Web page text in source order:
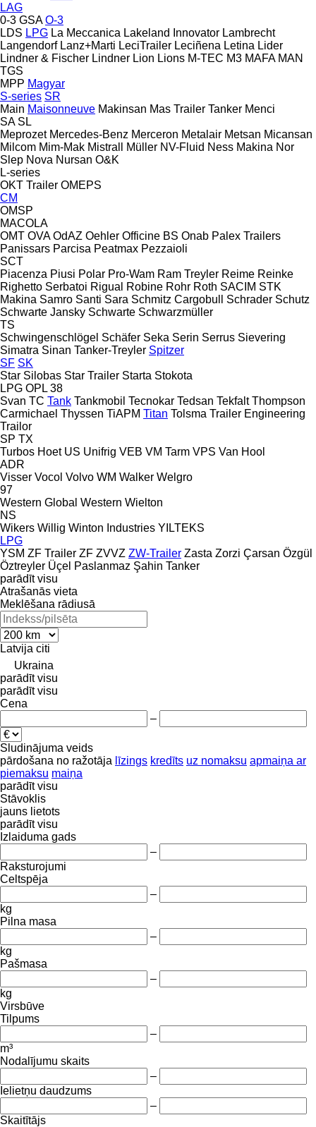
LAG
0-3 GSA O-3
LDS LPG La Meccanica Lakeland Innovator Lambrecht
Langendorf Lanz+Marti LeciTrailer Leciñena Letina Lider
Lindner & Fischer Lindner Lion Lions M-TEC M3 MAFA MAN
TGS
MPP Magyar
S-series SR
Main Maisonneuve Makinsan Mas Trailer Tanker Menci
SA SL
Meprozet Mercedes-Benz Merceron Metalair Metsan Micansan
Milcom Mim-Mak Mistrall Müller NV-Fluid Ness Makina Nor
Slep Nova Nursan O&K
L-series
OKT Trailer OMEPS
CM
OMSP
MACOLA
OMT OVA OdAZ Oehler Officine BS Onab Palex Trailers
Panissars Parcisa Peatmax Pezzaioli
SCT
Piacenza Piusi Polar Pro-Wam Ram Treyler Reime Reinke
Righetto Serbatoi Rigual Robine Rohr Roth SACIM STK
Makina Samro Santi Sara Schmitz Cargobull Schrader Schutz
Schwarte Jansky Schwarte Schwarzmüller
TS
Schwingenschlögel Schäfer Seka Serin Serrus Sievering
Simatra Sinan Tanker-Treyler Spitzer
SF SK
Star Silobas Star Trailer Starta Stokota
LPG OPL 38
Svan TC Tank Tankmobil Tecnokar Tedsan Tekfalt Thompson
Carmichael Thyssen TiAPM Titan Tolsma Trailer Engineering
Trailor
SP TX
Turbos Hoet US Unifrig VEB VM Tarm VPS Van Hool
ADR
Visser Vocol Volvo WM Walker Welgro
97
Western Global Western Wielton
NS
Wikers Willig Winton Industries YILTEKS
LPG
YSM ZF Trailer ZF ZVVZ ZW-Trailer Zasta Zorzi Çarsan Özgül
Öztreyler Üçel Paslanmaz Şahin Tanker
parādīt visu
Atrašanās vieta
Meklēšana rādiusā
Latvija citi
Ukraina
parādīt visu
parādīt visu
Cena
–
Sludinājuma veids
pārdošana no ražotāja līzings kredīts uz nomaksu apmaiņa ar
piemaksu maiņa
parādīt visu
Stāvoklis
jauns lietots
parādīt visu
Izlaiduma gads
–
Raksturojumi
Celtspēja
–
kg
Pilna masa
–
kg
Pašmasa
–
kg
Virsbūve
Tilpums
–
m³
Nodalījumu skaits
–
Ielietņu daudzums
–
Skaitītājs